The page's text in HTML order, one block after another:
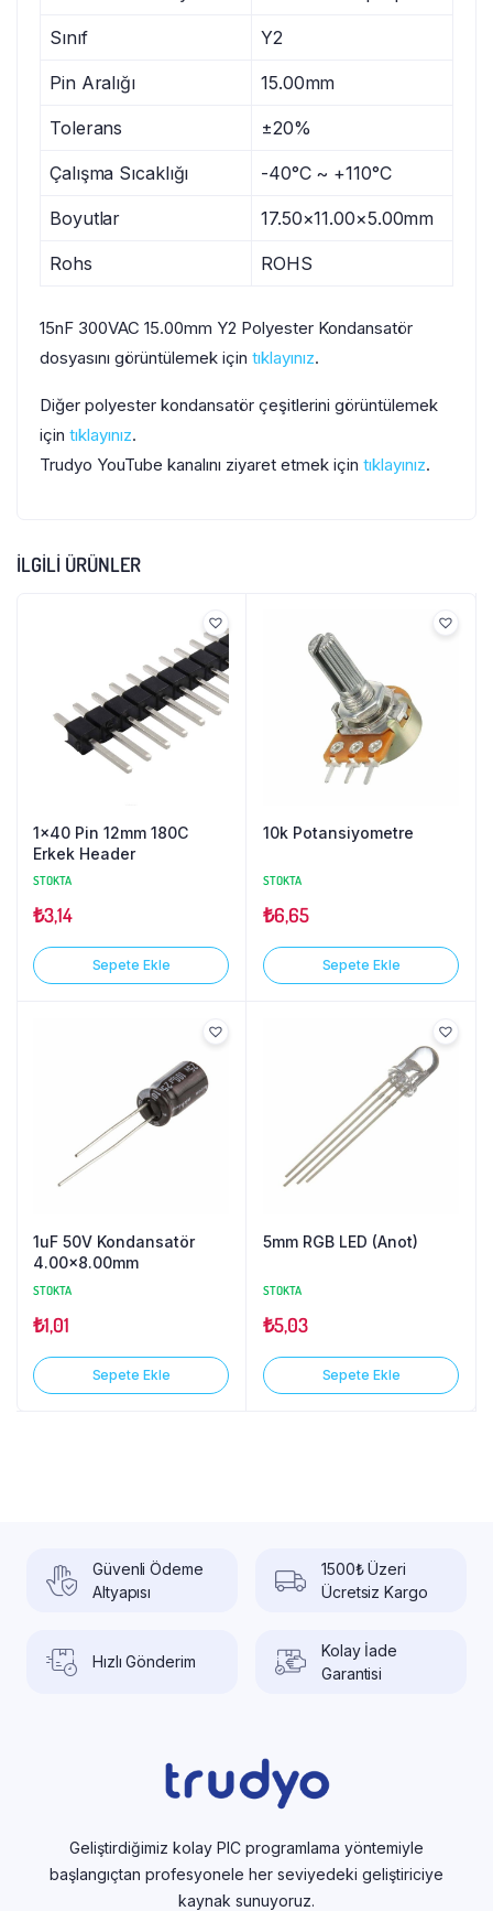
Sınıf Y2
Pin Aralığı 15.00mm
Tolerans ±20%
Çalışma Sıcaklığı -40°C ~ +110°C
Boyutlar 17.50×11.00×5.00mm
Rohs ROHS
15nF 300VAC 15.00mm Y2 Polyester Kondansatör
dosyasını görüntülemek için tıklayınız.
Diğer polyester kondansatör çeşitlerini görüntülemek
için tıklayınız.
Trudyo YouTube kanalını ziyaret etmek için tıklayınız.
İLGILI ÜRÜNLER
1×40 Pin 12mm 180C
Erkek Header
STOKTA
₺3,14
Sepete Ekle
10k Potansiyometre
STOKTA
₺6,65
Sepete Ekle
1uF 50V Kondansatör
4.00×8.00mm
STOKTA
₺1,01
Sepete Ekle
5mm RGB LED (Anot)
STOKTA
₺5,03
Sepete Ekle
Güvenli Ödeme
Altyapısı
1500₺ Üzeri
Ücretsiz Kargo
Hızlı Gönderim
Kolay İade
Garantisi
Geliştirdiğimiz kolay PIC programlama yöntemiyle
başlangıçtan profesyonele her seviyedeki geliştiriciye
kaynak sunuyoruz.